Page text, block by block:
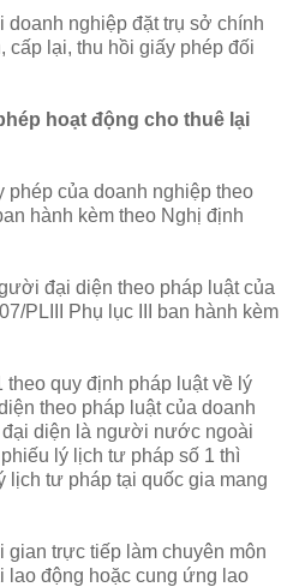
nghiệp đặt trụ sở chính
cấp lại, thu hồi giấy phép đối
hoạt động cho thuê lại
phép của doanh nghiệp theo
hành kèm theo Nghị định
đại diện theo pháp luật của
PLIII Phụ lục III ban hành kèm
quy định pháp luật về lý
theo pháp luật của doanh
diện là người nước ngoài
lý lịch tư pháp số 1 thì
lịch tư pháp tại quốc gia mang
trực tiếp làm chuyên môn
lao động hoặc cung ứng lao